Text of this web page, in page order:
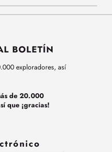
BOLETÍN
exploradores, así
de 20.000
que ¡gracias!